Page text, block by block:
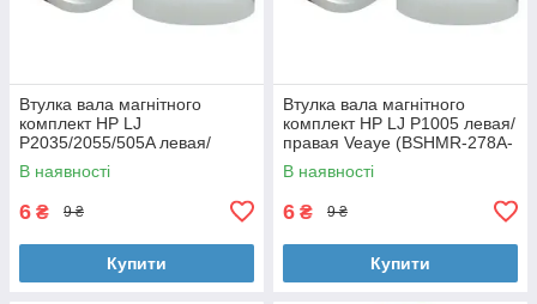
Втулка вала магнітного
комплект HP LJ
P2035/2055/505A левая/
правая Veaye (BSHMR-505A-
VE)
В наявності
6 ₴ 9 ₴
Купити
Втулка вала магнітного
комплект HP LJ P1005 левая/
правая Veaye (BSHMR-278A-
VE)
В наявності
6 ₴ 9 ₴
Купити